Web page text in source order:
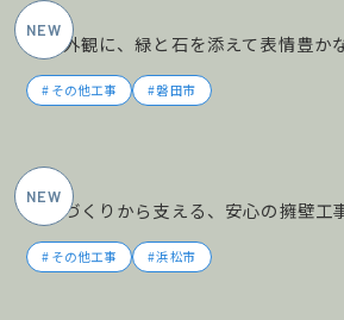
黒の外観に、緑と石を添えて表情豊か
その他工事 磐田市
土地づくりから支える、安心の擁壁工
その他工事 浜松市